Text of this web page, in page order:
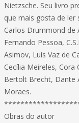
Nietzsche. Seu livro
que mais gosta de ler
Carlos Drummond de
Fernando Pessoa,
Asimov, Luís Vaz de
Cecília Meireles, Cora
Bertolt Brecht, Dante
Moraes.
Obras do autor